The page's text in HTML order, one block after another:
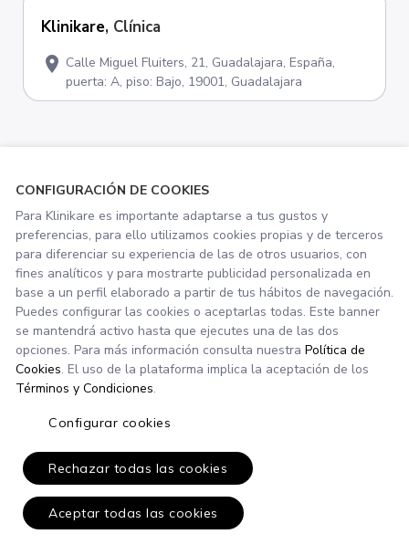
Klinikare, Clínica
location_on Calle Miguel Fluiters, 21, Guadalajara, España,
puerta: A, piso: Bajo, 19001, Guadalajara
CONFIGURACIÓN DE COOKIES
Para Klinikare es importante adaptarse a tus gustos y
preferencias, para ello utilizamos cookies propias y de terceros
para diferenciar su experiencia de las de otros usuarios, con
fines analíticos y para mostrarte publicidad personalizada en
base a un perfil elaborado a partir de tus hábitos de navegación.
Puedes configurar las cookies o aceptarlas todas. Este banner
se mantendrá activo hasta que ejecutes una de las dos
opciones. Para más información consulta nuestra Política de
Cookies. El uso de la plataforma implica la aceptación de los
Términos y Condiciones.
Configurar cookies
Rechazar todas las cookies
Aceptar todas las cookies